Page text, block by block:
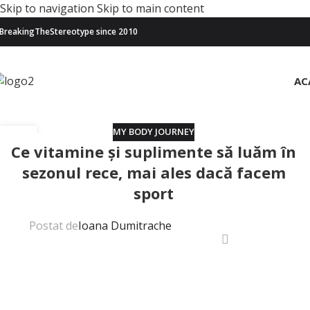
Skip to navigation Skip to main content
since 2010
OCT.
MY BODY JOURNEY
Ce vitamine și suplimente să luăm în
sezonul rece, mai ales dacă facem
sport
Postat deIoana Dumitrache